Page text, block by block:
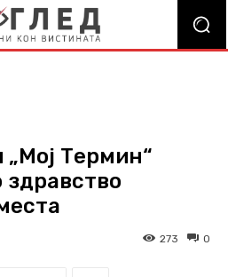
Термин“
здравство
0
273